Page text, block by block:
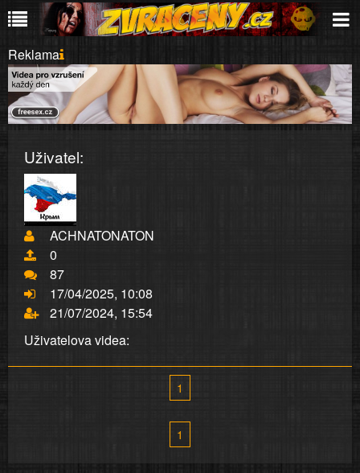
Reklama
Uživatel:
ACHNATONATON
0
87
17/04/2025, 10:08
21/07/2024, 15:54
Uživatelova videa:
1
1